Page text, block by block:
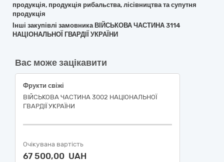
продукція, продукція рибальства, лісівництва та супутня
продукція
Інші закупівлі замовника ВІЙСЬКОВА ЧАСТИНА 3114
НАЦІОНАЛЬНОЇ ГВАРДІЇ УКРАЇНИ
Вас може зацікавити
Фрукти свіжі
ВІЙСЬКОВА ЧАСТИНА 3002 НАЦІОНАЛЬНОЇ
ГВАРДІЇ УКРАЇНИ
Очікувана вартість
67 500,00 UAH